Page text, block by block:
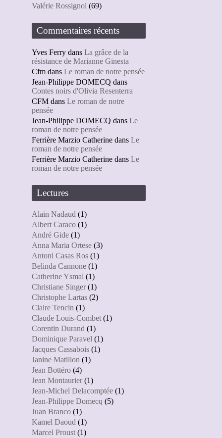
Valérie Rossignol (69)
Commentaires récents
Yves Ferry dans La grâce de la
résistance de Marianne Ginesta
Cfm dans Le roman de notre pensée
Jean-Philippe DOMECQ dans
Contes noirs d'Olivia Resenterra
CFM dans Le roman de notre
pensée
Jean-Philippe DOMECQ dans Le
roman de notre pensée
Ferrière Marzio Catherine dans Le
roman de notre pensée
Ferrière Marzio Catherine dans Le
roman de notre pensée
Lectures
Alain Nadaud (1)
Albert Caraco (1)
André Gide (1)
Anna Maria Ortese (3)
Antoni Casas Ros (1)
Belinda Cannone (1)
Catherine Ysmal (1)
Christiane Singer(1)
Christophe Lartas (2)
Claire Tencin (1)
Claude Louis-Combet (1)
Corentin Durand (1)
Dominique Paravel (1)
Jacques Cassabois (1)
Janine Matillon (1)
Jean Bottéro (4)
Jean Montaurier(1)
Jean-Michel Delacomptée (1)
Jean-Philippe Domecq (5)
Juan Branco (1)
Kamel Daoud (1)
Marcel Proust (1)